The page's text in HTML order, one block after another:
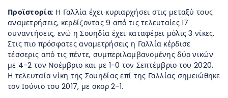
Προϊστορία: Η Γαλλία έχει κυριαρχήσει στις μεταξύ τους
αναμετρήσεις, κερδίζοντας 9 από τις τελευταίες 17
συναντήσεις, ενώ η Σουηδία έχει καταφέρει μόλις 3 νίκες.
Στις πιο πρόσφατες αναμετρήσεις η Γαλλία κέρδισε
τέσσερις από τις πέντε, συμπεριλαμβανομένης δύο νικών
με 4-2 τον Νοέμβριο και με 1-0 τον Σεπτέμβριο του 2020.
Η τελευταία νίκη της Σουηδίας επί της Γαλλίας σημειώθηκε
τον Ιούνιο του 2017, με σκορ 2-1.